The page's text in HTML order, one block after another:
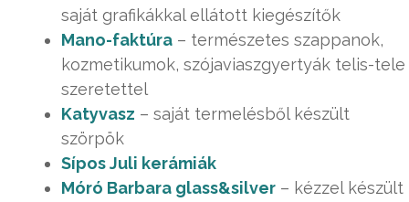
saját grafikákkal ellátott kiegészítők
Mano-faktúra – természetes szappanok,
kozmetikumok, szójaviaszgyertyák telis-tele
szeretettel
Katyvasz – saját termelésből készült
szörpök
Sípos Juli kerámiák
Móró Barbara glass&silver – kézzel készült